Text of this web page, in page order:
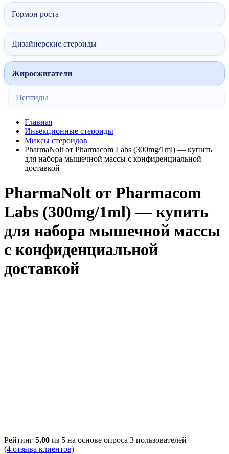
Гормон роста
Дизайнерские стероиды
Жиросжигатели
Пептиды
Главная
Иньекционные стероиды
Миксы стероидов
PharmaNolt от Pharmacom Labs (300mg/1ml) — купить
для набора мышечной массы с конфиденциальной
доставкой
PharmaNolt от Pharmacom
Labs (300mg/1ml) — купить
для набора мышечной массы
с конфиденциальной
доставкой
Рейтинг 5.00 из 5 на основе опроса 3 пользователей
(4 отзыва клиентов)